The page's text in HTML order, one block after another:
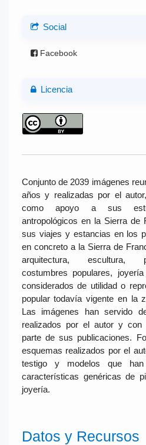
Social
Facebook
Licencia
Conjunto de 2039 imágenes
años y realizadas por el
como apoyo a sus
antropológicos en la Sierra de
sus viajes y estancias en los
en concreto a la Sierra de
arquitectura, escultura,
costumbres populares,
considerados de utilidad o
popular todavía vigente en la
Las imágenes han servido
realizados por el autor y con
parte de sus publicaciones.
esquemas realizados por el
testigo y modelos que
características genéricas de
joyería.
Datos y Recursos